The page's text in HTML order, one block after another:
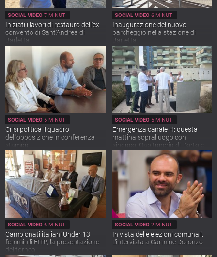
SOCIAL VIDEO 7 MINUTI
Iniziati i lavori di restauro dell'ex
convento di Sant'Andrea di
Barletta
SOCIAL VIDEO 6 MINUTI
Inaugurazione del nuovo
parcheggio nella stazione di
Barletta
SOCIAL VIDEO 5 MINUTI
Crisi politica il quadro
dell'opposizione in conferenza
stampa
SOCIAL VIDEO 5 MINUTI
Emergenza canale H: questa
mattina sopralluogo con
sindaco, Capitaneria di Porto e
Aqp
SOCIAL VIDEO 6 MINUTI
Campionati italiani Under 13
femminili FITP, la presentazione
del torneo
SOCIAL VIDEO 2 MINUTI
In vista delle elezioni comunali.
L'intervista a Carmine Doronzo